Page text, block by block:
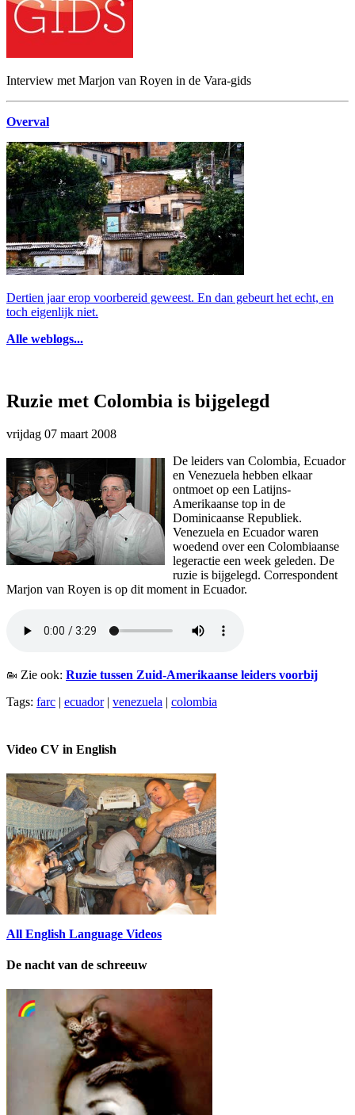
Interview met Marjon van Royen in de Vara-gids
Overval
Dertien jaar erop voorbereid geweest. En dan gebeurt het echt, en
toch eigenlijk niet.
Alle weblogs...
Ruzie met Colombia is bijgelegd
vrijdag 07 maart 2008
De leiders van Colombia, Ecuador
en Venezuela hebben elkaar
ontmoet op een Latijns-
Amerikaanse top in de
Dominicaanse Republiek.
Venezuela en Ecuador waren
woedend over een Colombiaanse
legeractie een week geleden. De
ruzie is bijgelegd. Correspondent
Marjon van Royen is op dit moment in Ecuador.
Zie ook: Ruzie tussen Zuid-Amerikaanse leiders voorbij
Tags: farc | ecuador| venezuela | colombia
Video CV in English
All English Language Videos
De nacht van de schreeuw